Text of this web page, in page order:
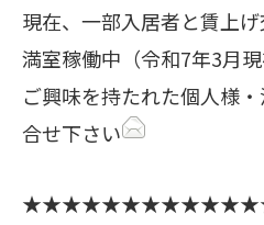
現在、一部入居者と賃上
満室稼働中（令和7年3月
ご興味を持たれた個人様
合せ下さい